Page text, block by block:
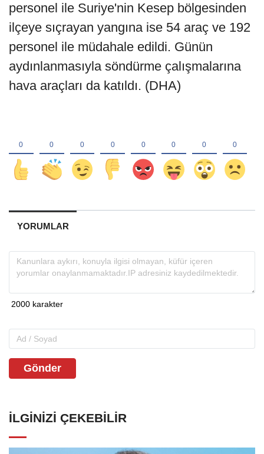
personel ile Suriye'nin Kesep bölgesinden
ilçeye sıçrayan yangına ise 54 araç ve 192
personel ile müdahale edildi. Günün
aydınlanmasıyla söndürme çalışmalarına
hava araçları da katıldı. (DHA)
YORUMLAR
Gönder
İLGINIZI ÇEKEBILIR